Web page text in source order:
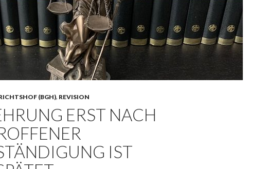
(BGH), REVISION
ERST NACH
IST